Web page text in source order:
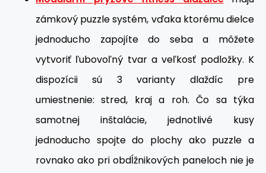
zámkový puzzle systém, vďaka ktorému dielce
jednoducho zapojíte do seba a môžete
vytvoriť ľubovoľný tvar a veľkosť podložky. K
dispozícii sú 3 varianty dlaždíc pre
umiestnenie: stred, kraj a roh. Čo sa týka
samotnej inštalácie, jednotlivé kusy
jednoducho spojte do plochy ako puzzle a
rovnako ako pri obdĺžnikových paneloch nie je